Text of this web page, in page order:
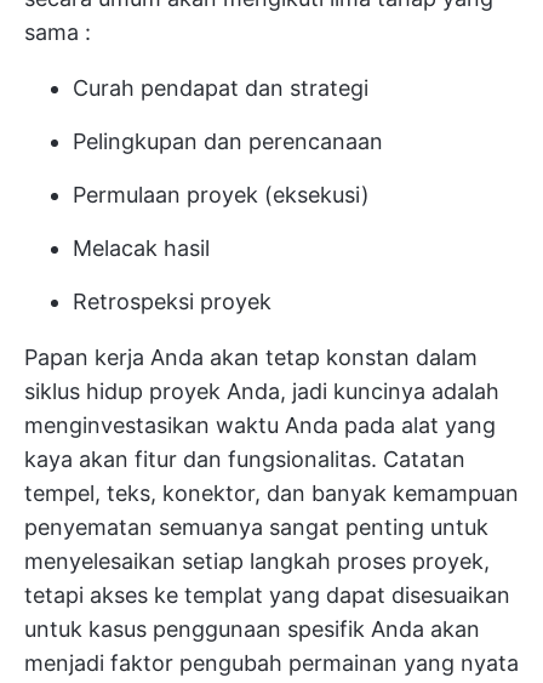
sama :
Curah pendapat dan strategi
Pelingkupan dan perencanaan
Permulaan proyek (eksekusi)
Melacak hasil
Retrospeksi proyek
Papan kerja Anda akan tetap konstan dalam
siklus hidup proyek Anda, jadi kuncinya adalah
menginvestasikan waktu Anda pada alat yang
kaya akan fitur dan fungsionalitas. Catatan
tempel, teks, konektor, dan banyak kemampuan
penyematan semuanya sangat penting untuk
menyelesaikan setiap langkah proses proyek,
tetapi akses ke templat yang dapat disesuaikan
untuk kasus penggunaan spesifik Anda akan
menjadi faktor pengubah permainan yang nyata